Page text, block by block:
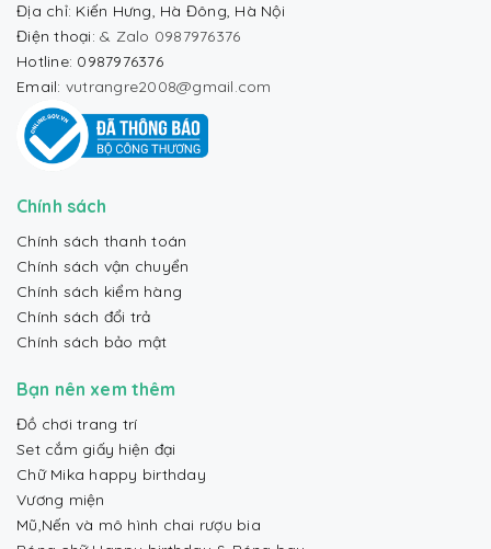
Địa chỉ: Kiến Hưng, Hà Đông, Hà Nội
Điện thoại: & Zalo 0987976376
Hotline: 0987976376
Email: vutrangre2008@gmail.com
Chính sách
Chính sách thanh toán
Chính sách vận chuyển
Chính sách kiểm hàng
Chính sách đổi trả
Chính sách bảo mật
Bạn nên xem thêm
Đồ chơi trang trí
Set cắm giấy hiện đại
Chữ Mika happy birthday
Vương miện
Mũ,Nến và mô hình chai rượu bia